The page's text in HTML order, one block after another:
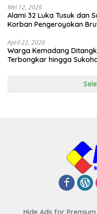
Mei 12, 2026
Alami 32 Luka Tusuk dan
Korban Pengeroyokan
April 22, 2026
Warga Kemadang
Terbongkar hingga
Hide Ads for